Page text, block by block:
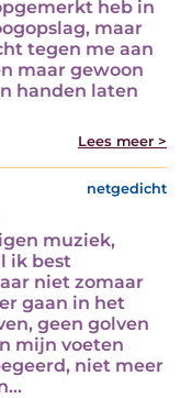
heb in
maar
tegen me aan
maar gewoon
handen laten
Lees meer >
netgedicht
muziek,
ik best
niet zomaar
gaan in het
geen golven
mijn voeten
niet meer